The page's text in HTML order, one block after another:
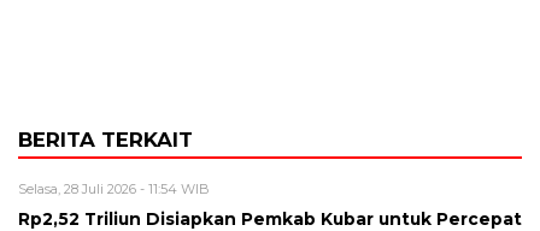
BERITA TERKAIT
Selasa, 28 Juli 2026 - 11:54 WIB
Rp2,52 Triliun Disiapkan Pemkab Kubar untuk Percepat